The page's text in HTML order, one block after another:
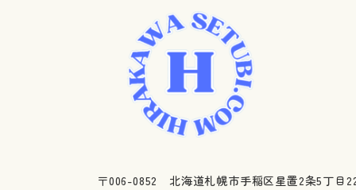
〒006-0852 北海道札幌市手稲区星置2条5丁目